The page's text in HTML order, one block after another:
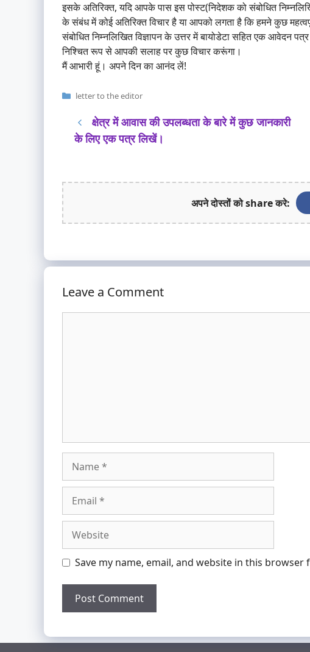
इसके अतिरिक्त, यदि आपके पास इस पोस्ट(निदेशक को संबोधित
के संबंध में कोई अतिरिक्त विचार है या आपको लगता है कि हमने कुछ
संबोधित निम्नलिखित विज्ञापन के उत्तर में बायोडेटा सहित एक आवेदन
निश्चित रूप से आपकी सलाह पर कुछ विचार करूंगा।
मैं आभारी हूं। अपने दिन का आनंद लें!
Categories
letter to the editor
क्षेत्र में आवास की उपलब्धता के बारे में कुछ जानकारी
के लिए एक पत्र लिखें।
अपने दोस्तों को share करे:
Leave a Comment
Save my name, email, and website in this